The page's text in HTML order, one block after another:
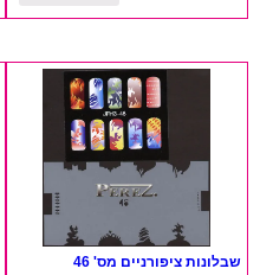
שבלונות ציפורניים מס' 46